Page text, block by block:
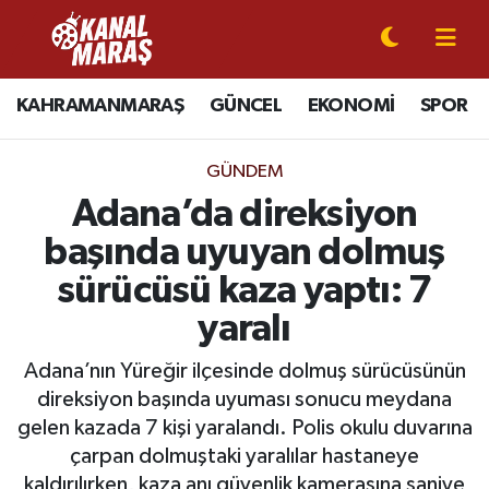
KAHRAMANMARAŞ GÜNCEL EKONOMİ SPOR
GÜNDEM
Adana’da direksiyon
başında uyuyan dolmuş
sürücüsü kaza yaptı: 7
yaralı
Adana’nın Yüreğir ilçesinde dolmuş sürücüsünün
direksiyon başında uyuması sonucu meydana
gelen kazada 7 kişi yaralandı. Polis okulu duvarına
çarpan dolmuştaki yaralılar hastaneye
kaldırılırken, kaza anı güvenlik kamerasına saniye
CANLI YAYIN
KAHRAMANMARAŞ
SPOR
SİYASET
EKONOMİ
GÜNDEM
MAGAZİN
Kahramanmaraş Nöbetçi Eczaneler
Kahramanmaraş Hava Durumu
Kahramanmaraş Namaz Vakitleri
Kahramanmaraş Trafik Yoğunluk Haritası
Süper Lig Puan Durumu ve Fikstür
Tüm Manşetler
Son Dakika Haberleri
Haber Arşivi